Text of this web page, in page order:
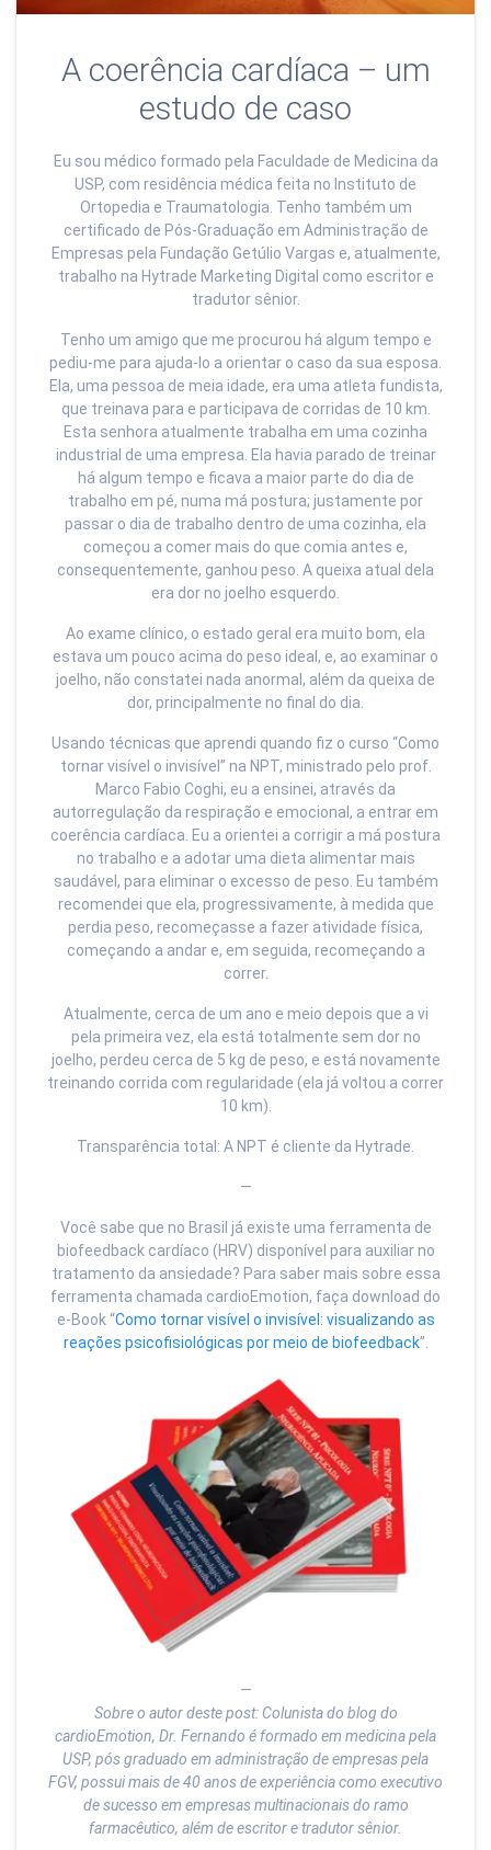
A coerência cardíaca – um
estudo de caso
Eu sou médico formado pela Faculdade de Medicina da
USP, com residência médica feita no Instituto de
Ortopedia e Traumatologia. Tenho também um
certificado de Pós-Graduação em Administração de
Empresas pela Fundação Getúlio Vargas e, atualmente,
trabalho na Hytrade Marketing Digital como escritor e
tradutor sênior.
Tenho um amigo que me procurou há algum tempo e
pediu-me para ajuda-lo a orientar o caso da sua esposa.
Ela, uma pessoa de meia idade, era uma atleta fundista,
que treinava para e participava de corridas de 10 km.
Esta senhora atualmente trabalha em uma cozinha
industrial de uma empresa. Ela havia parado de treinar
há algum tempo e ficava a maior parte do dia de
trabalho em pé, numa má postura; justamente por
passar o dia de trabalho dentro de uma cozinha, ela
começou a comer mais do que comia antes e,
consequentemente, ganhou peso. A queixa atual dela
era dor no joelho esquerdo.
Ao exame clínico, o estado geral era muito bom, ela
estava um pouco acima do peso ideal, e, ao examinar o
joelho, não constatei nada anormal, além da queixa de
dor, principalmente no final do dia.
Usando técnicas que aprendi quando fiz o curso “Como
tornar visível o invisível” na NPT, ministrado pelo prof.
Marco Fabio Coghi, eu a ensinei, através da
autorregulação da respiração e emocional, a entrar em
coerência cardíaca. Eu a orientei a corrigir a má postura
no trabalho e a adotar uma dieta alimentar mais
saudável, para eliminar o excesso de peso. Eu também
recomendei que ela, progressivamente, à medida que
perdia peso, recomeçasse a fazer atividade física,
começando a andar e, em seguida, recomeçando a
correr.
Atualmente, cerca de um ano e meio depois que a vi
pela primeira vez, ela está totalmente sem dor no
joelho, perdeu cerca de 5 kg de peso, e está novamente
treinando corrida com regularidade (ela já voltou a correr
10 km).
Transparência total: A NPT é cliente da Hytrade.
—
Você sabe que no Brasil já existe uma ferramenta de
biofeedback cardíaco (HRV) disponível para auxiliar no
tratamento da ansiedade? Para saber mais sobre essa
ferramenta chamada cardioEmotion, faça download do
e-Book “Como tornar visível o invisível: visualizando as
reações psicofisiológicas por meio de biofeedback”.
—
Sobre o autor deste post: Colunista do blog do
cardioEmotion, Dr. Fernando é formado em medicina pela
USP, pós graduado em administração de empresas pela
FGV, possui mais de 40 anos de experiência como executivo
de sucesso em empresas multinacionais do ramo
farmacêutico, além de escritor e tradutor sênior.